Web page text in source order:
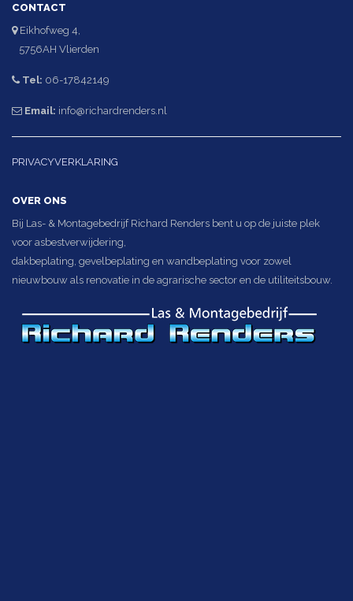
CONTACT
Eikhofweg 4,
5756AH Vlierden
Tel: 06-17842149
Email: info@richardrenders.nl
PRIVACYVERKLARING
OVER ONS
Bij Las- & Montagebedrijf Richard Renders bent u op de juiste plek
voor asbestverwijdering,
dakbeplating, gevelbeplating en wandbeplating voor zowel
nieuwbouw als renovatie in de agrarische sector en de utiliteitsbouw.